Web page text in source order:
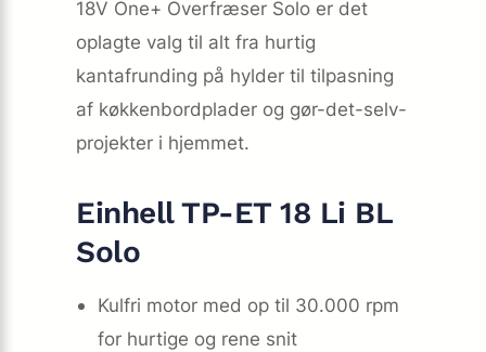
18V One+ Overfræser Solo er det
oplagte valg til alt fra hurtig
kantafrunding på hylder til tilpasning
af køkken­bordplader og gør-det-selv-
projekter i hjemmet.
Einhell TP-ET 18 Li BL
Solo
Kulfri motor med op til 30.000 rpm
for hurtige og rene snit